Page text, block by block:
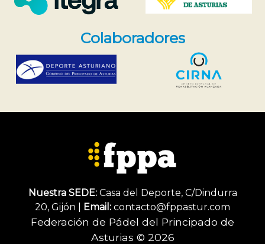
Colaboradores
Nuestra SEDE:Casa del Deporte, C/Dindurra
20, Gijón |
Email: contacto@fppastur.com
Federación de Pádel del Principado de
Asturias © 2026